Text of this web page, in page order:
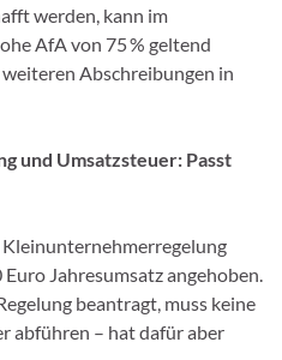
werden, kann im
AfA von 75 % geltend
Abschreibungen in
und Umsatzsteuer: Passt
Jahresumsatz angehoben.
beantragt, muss keine
abführen – hat dafür aber